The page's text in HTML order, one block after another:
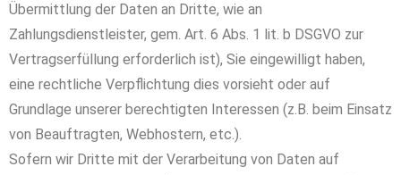
Übermittlung der Daten an Dritte, wie an
Zahlungsdienstleister, gem. Art. 6 Abs. 1 lit. b DSGVO zur
Vertragserfüllung erforderlich ist), Sie eingewilligt haben,
eine rechtliche Verpflichtung dies vorsieht oder auf
Grundlage unserer berechtigten Interessen (z.B. beim Einsatz
von Beauftragten, Webhostern, etc.).
Sofern wir Dritte mit der Verarbeitung von Daten auf